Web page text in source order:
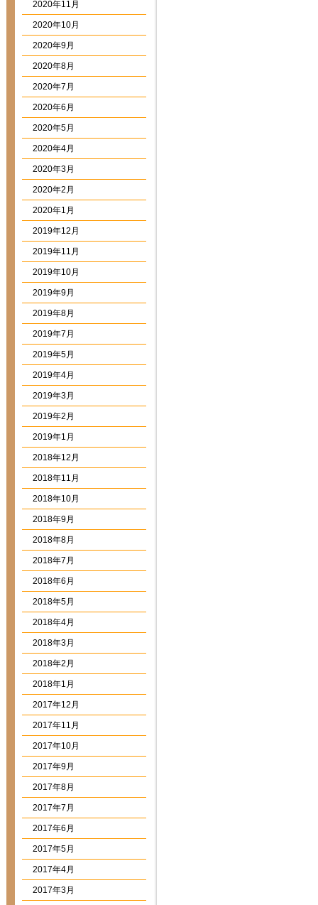
2020年11月
2020年10月
2020年9月
2020年8月
2020年7月
2020年6月
2020年5月
2020年4月
2020年3月
2020年2月
2020年1月
2019年12月
2019年11月
2019年10月
2019年9月
2019年8月
2019年7月
2019年5月
2019年4月
2019年3月
2019年2月
2019年1月
2018年12月
2018年11月
2018年10月
2018年9月
2018年8月
2018年7月
2018年6月
2018年5月
2018年4月
2018年3月
2018年2月
2018年1月
2017年12月
2017年11月
2017年10月
2017年9月
2017年8月
2017年7月
2017年6月
2017年5月
2017年4月
2017年3月